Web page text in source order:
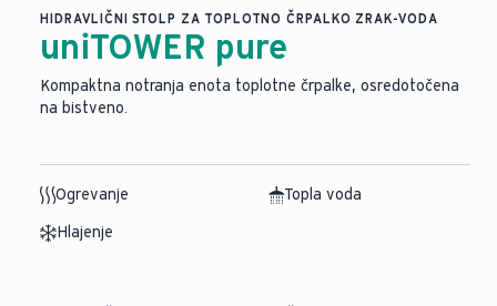
HIDRAVLIČNI STOLP ZA TOPLOTNO ČRPALKO ZRAK-VODA
uniTOWER pure
Kompaktna notranja enota toplotne črpalke, osredotočena
na bistveno.
Ogrevanje
Topla voda
Hlajenje